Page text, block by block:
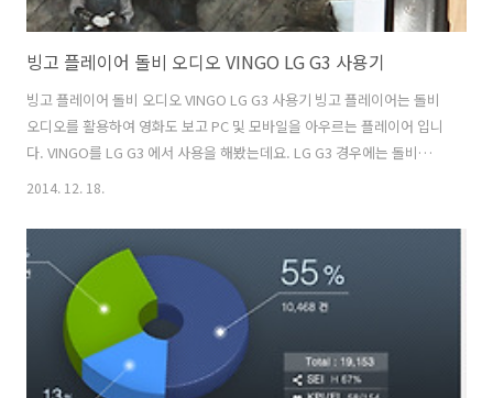
빙고 플레이어 돌비 오디오 VINGO LG G3 사용기
빙고 플레이어 돌비 오디오 VINGO LG G3 사용기 빙고 플레이어는 돌비
오디오를 활용하여 영화도 보고 PC 및 모바일을 아우르는 플레이어 입니
다. VINGO를 LG G3 에서 사용을 해봤는데요. LG G3 경우에는 돌비를
지원을 합니다. VINGO는 세계 최초로 돌비 오디오를 완벽하게 지원하는
준인 돌비를 지원함으로써 이어폰으로 연결시 5.1 채널 서라운드 사운드
를 지원해서 좀 더 현실감 있고 좋은 영화 감상을 할 수 있도록 돕습니다.
돌비를 지원하는 컨텐츠도 계속 늘어나고 있어서 주목할 만 한데요. 빙고
플레이어를 체험을 하면서 실제로 산으로간 해적 영화를 감상해 봤습니
다. 이어폰으로 단순히 감상할 때와 돌비를 활성화 해놓고 감상..
2014. 12. 18.